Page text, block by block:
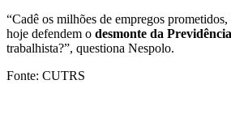
“Cadê os milhões de empregos
hoje defendem o desmonte da Previdência
trabalhista?”, questiona Nespolo.
Fonte: CUTRS